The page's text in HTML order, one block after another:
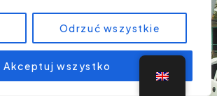
Odrzuć wszystkie
Akceptuj wszystko